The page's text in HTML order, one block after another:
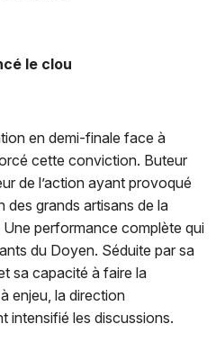
le clou
en demi-finale face à
cette conviction. Buteur
de l’action ayant provoqué
des grands artisans de la
performance complète qui
du Doyen. Séduite par sa
sa capacité à faire la
enjeu, la direction
intensifié les discussions.